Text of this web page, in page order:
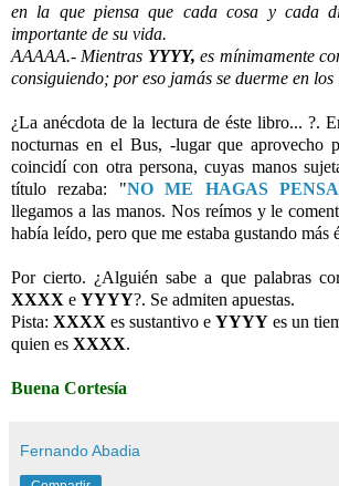
en la que piensa que cada cosa y cada
importante de su vida.
AAAAA.- Mientras YYYY, es mínimamente
consiguiendo; por eso jamás se duerme en los
¿La anécdota de la lectura de éste libro... ?.
nocturnas en el Bus, -lugar que aprovecho
coincidí con otra persona, cuyas manos
título rezaba: "NO ME HAGAS
llegamos a las manos. Nos reímos y le
había leído, pero que me estaba gustando más
Por cierto. ¿Alguién sabe a que palabras
XXXX e YYYY?. Se admiten apuestas.
Pista: XXXX es sustantivo e YYYY es un
quien es XXXX.
Buena Cortesía
Fernando Abadia